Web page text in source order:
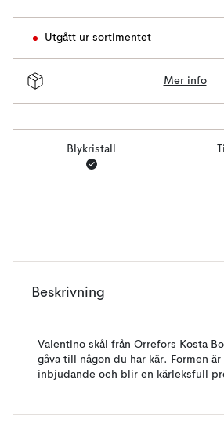
Utgått ur sortimentet
Mer info
Blykristall
Beskrivning
Valentino skål från Orrefors Kosta
gåva till någon du har kär. Formen
inbjudande och blir en kärleksfull